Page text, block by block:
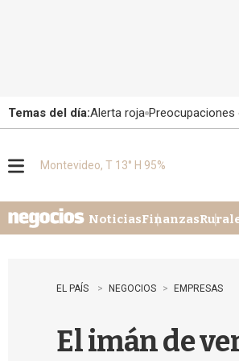
Temas del día:Alerta roja Preocupaciones
u
Montevideo, T 13° H 95%
NoticiasFinanzas
EL PAÍS NEGOCIOS EMPRESAS
El imán de